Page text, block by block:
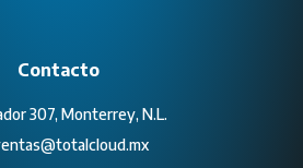
Contacto
307, Monterrey, N.L.